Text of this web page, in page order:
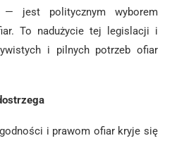
jest politycznym wyborem
To nadużycie tej legislacji i
i pilnych potrzeb ofiar
i prawom ofiar kryje się